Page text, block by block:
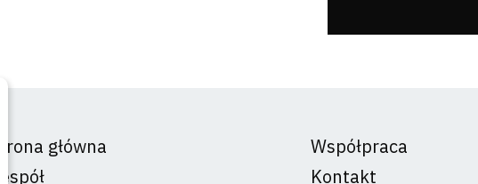
Strona główna
Zespół
Współpraca
Kontakt